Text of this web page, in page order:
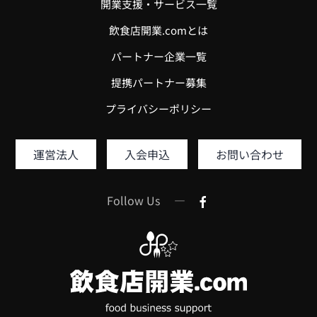
開業支援・サービス一覧
飲食店開業.comとは
パートナー企業一覧
提携パートナー募集
プライバシーポリシー
運営法人 入会申込 お問い合わせ
Follow Us —